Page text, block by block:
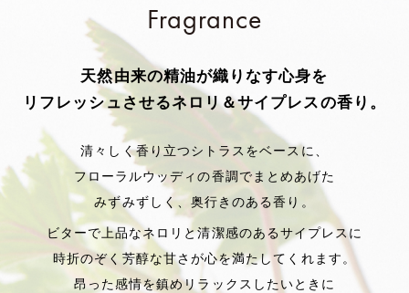
Fragrance
天然由来の精油が織りなす心身を
リフレッシュさせるネロリ＆サイプレスの香り。
清々しく香り立つシトラスをベースに、
フローラルウッディの香調でまとめあげた
みずみずしく、奥行きのある香り。
ビターで上品なネロリと清潔感のあるサイプレスに
時折のぞく芳醇な甘さが心を満たしてくれます。
昂った感情を鎮めリラックスしたいときに